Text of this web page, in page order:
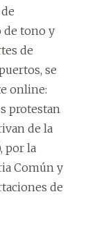
de tono y
de
se
online:
protestan
de la
por la
Común y
de